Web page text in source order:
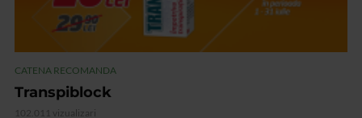
CATENA RECOMANDA
Transpiblock
102.011 vizualizari